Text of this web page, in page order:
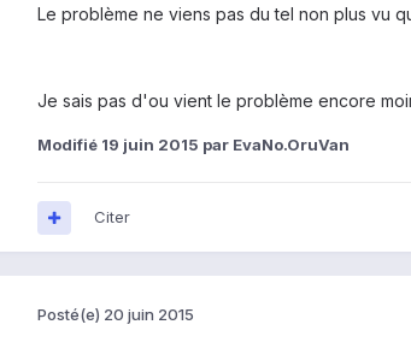
Le problème ne viens pas du tel non plus vu
Je sais pas d'ou vient le problème encore
Modifié 19 juin 2015 par EvaNo.OruVan
Citer
Posté(e) 20 juin 2015